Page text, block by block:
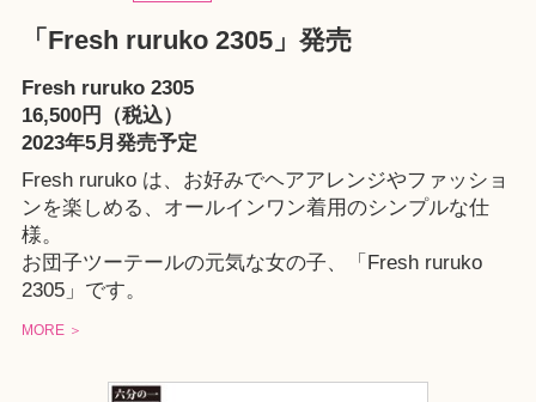
「Fresh ruruko 2305」発売
Fresh ruruko 2305
16,500円（税込）
2023年5月発売予定
Fresh ruruko は、お好みでヘアアレンジやファッショ
ンを楽しめる、オールインワン着用のシンプルな仕
様。
お団子ツーテールの元気な女の子、「Fresh ruruko
2305」です。
MORE ＞